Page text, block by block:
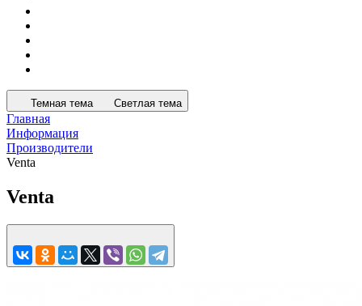
Темная тема Светлая тема
Главная
Информация
Производители
Venta
Venta